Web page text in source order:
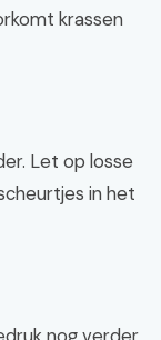
krassen
Let op losse
in het